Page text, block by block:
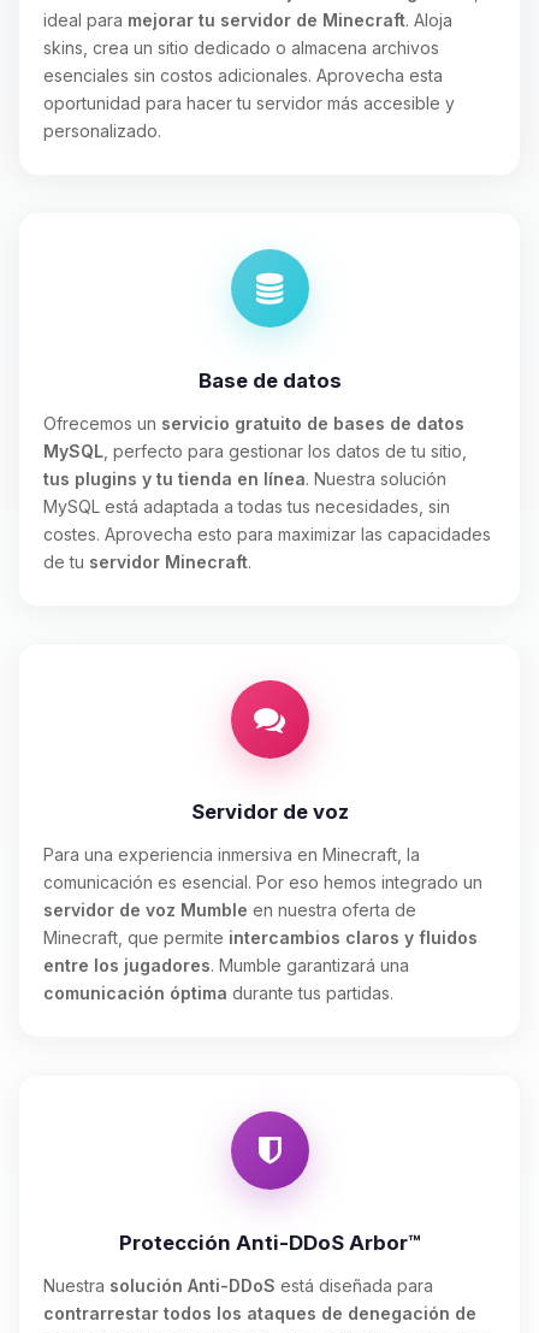
ideal para mejorar tu servidor de Minecraft. Aloja
skins, crea un sitio dedicado o almacena archivos
esenciales sin costos adicionales. Aprovecha esta
oportunidad para hacer tu servidor más accesible y
personalizado.
Base de datos
Ofrecemos un servicio gratuito de bases de datos
MySQL , perfecto para gestionar los datos de tu sitio,
tus plugins y tu tienda en línea. Nuestra solución
MySQL está adaptada a todas tus necesidades, sin
costes. Aprovecha esto para maximizar las capacidades
de tu servidor Minecraft.
Servidor de voz
Para una experiencia inmersiva en Minecraft, la
comunicación es esencial. Por eso hemos integrado un
servidor de voz Mumble en nuestra oferta de
Minecraft, que permite intercambios claros y fluidos
entre los jugadores. Mumble garantizará una
comunicación óptima durante tus partidas.
Protección Anti-DDoS Arbor™
Nuestra solución Anti-DDoS está diseñada para
contrarrestar todos los ataques de denegación de